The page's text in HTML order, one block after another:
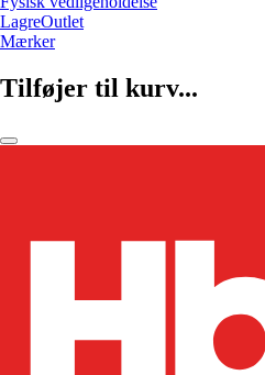
LagreOutlet
Mærker
Tilføjer til kurv...